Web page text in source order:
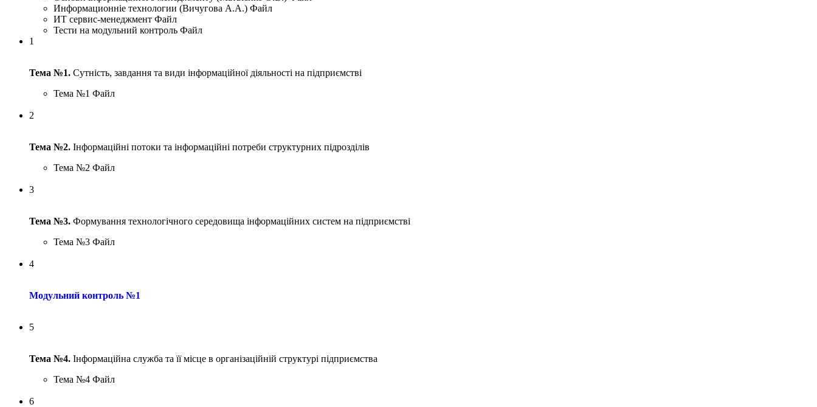
Информационніе технологии (Вичугова А.А.) Файл
ИТ сервис-менеджмент Файл
Тести на модульний контроль Файл
1
Тема №1. Сутність, завдання та види інформаційної діяльності на підприємстві
Тема №1 Файл
2
Тема №2. Інформаційні потоки та інформаційні потреби структурних підрозділів
Тема №2 Файл
3
Тема №3. Формування технологічного середовища інформаційних систем на підприємстві
Тема №3 Файл
4
Модульний контроль №1
5
Тема №4. Інформаційна служба та її місце в організаційній структурі підприємства
Тема №4 Файл
6